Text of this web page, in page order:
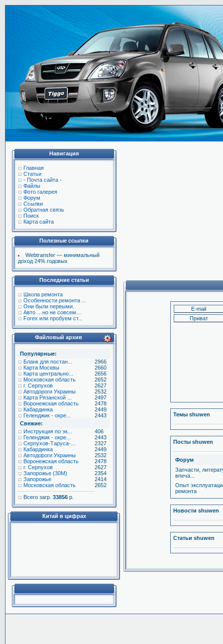
Навигация
Главная
Статьи
- Почта сайта -
Файлы
Фото галерея
Форум
Ссылки
Обратная связь
Поиск
Карта сайта
Полезные ссылки
Webtransfer — минимальный
доход 24% годовых
Последние статьи
Школа ремонта
Особенности ремонта ...
Они были первыми.
Авто …но не совсем…
Forex или пробуем ст...
Файловый архив
Популярные:
Бланк для постан...
2966
Карта Москвы
2660
Карта центрально...
2656
Московская область
2652
г. Серпухов
2627
Автодороги Украины
2532
Карта Рязанской ...
2497
Воронежская область
2478
Кабардинка
2449
Геленджик - окре...
2443
Свежие:
Инструкция по эк...
406
Геленджик - окре...
2443
Серпухов-Таруса-...
2327
Кабардинка
2449
Автодороги Украины
2532
Воронежская область
2478
г. Серпухов
2627
Запорожье (30М)
2354
Запорожье
2414
Московская область
2652
Всего загр. 33856 р.
Китай в цифрах
Темы shuwen
Посты shuwen
Форум
Запчасти,
впеча...
Опыт
ремонта
Новости shuwen
Статьи shuwen